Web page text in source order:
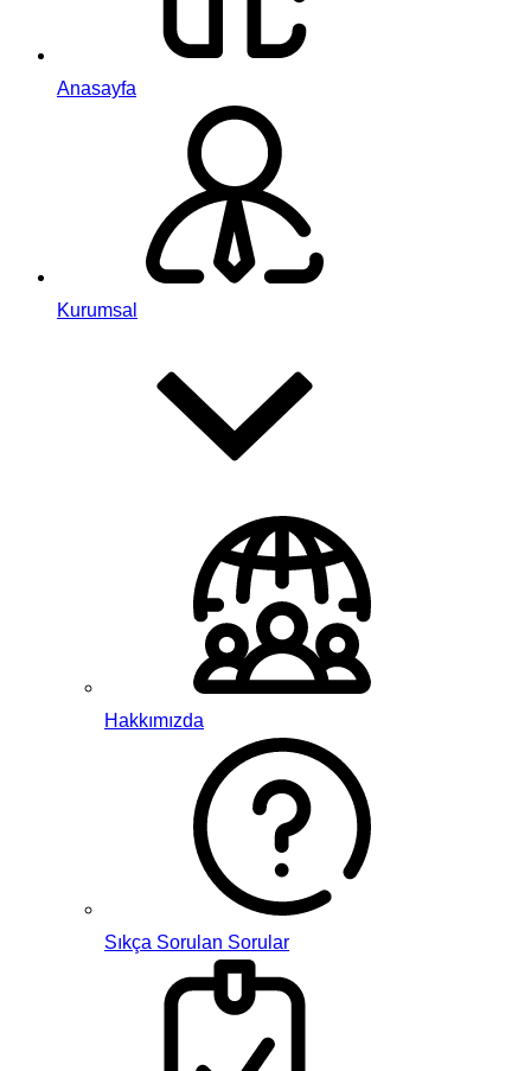
Anasayfa
Kurumsal
Hakkımızda
Sıkça Sorulan Sorular